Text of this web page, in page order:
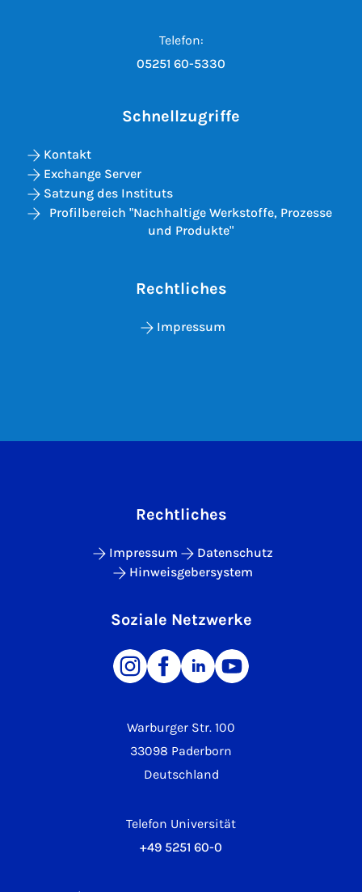
Telefon:
05251 60-5330
Schnellzugriffe
Kontakt
Exchange Server
Satzung des Instituts
Profilbereich "Nachhaltige Werkstoffe, Prozesse
und Produkte"
Rechtliches
Impressum
Warburger Str. 100
33098 Paderborn
Deutschland
Telefon Universität
+49 5251 60-0
Rechtliches
Impressum
Datenschutz
Hinweisgebersystem
Soziale Netzwerke